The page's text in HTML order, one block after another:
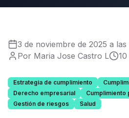
3 de noviembre de 2025 a las
Por Maria Jose Castro L
Estrategia de cumplimiento
Derecho empresarial
Cumplimiento
Gestión de riesgos
Salud